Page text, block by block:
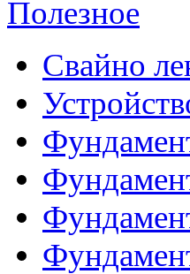
Полезное
Свайно